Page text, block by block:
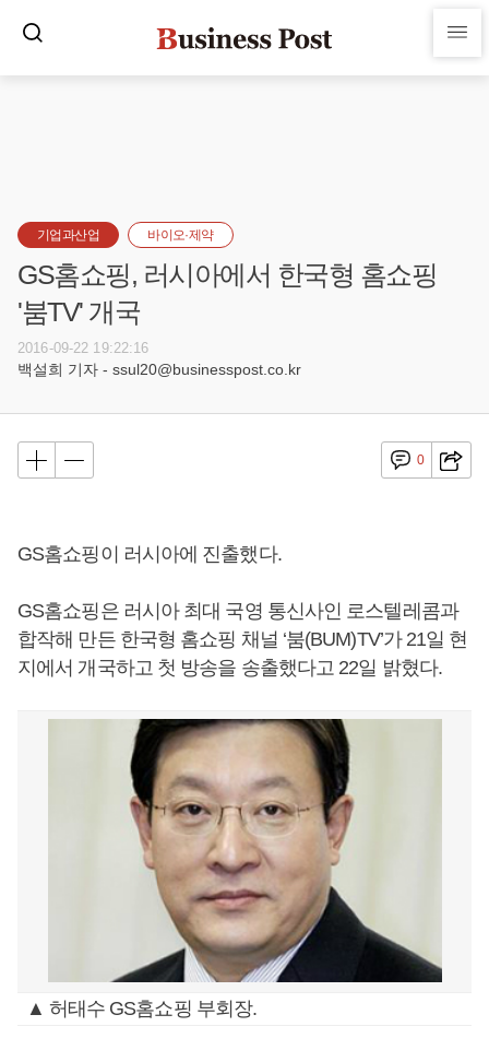
기업과산업 바이오·제약
GS홈쇼핑, 러시아에서 한국형 홈쇼핑
'붐TV' 개국
2016-09-22 19:22:16
백설희 기자 - ssul20@businesspost.co.kr
0
GS홈쇼핑이 러시아에 진출했다.
GS홈쇼핑은 러시아 최대 국영 통신사인 로스텔레콤과
합작해 만든 한국형 홈쇼핑 채널 ‘붐(BUM)TV’가 21일 현
지에서 개국하고 첫 방송을 송출했다고 22일 밝혔다.
▲ 허태수 GS홈쇼핑 부회장.